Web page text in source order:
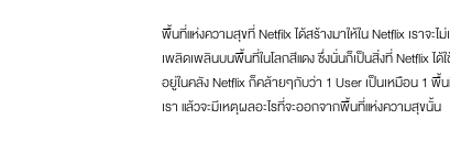
พื้นที่แห่งความสุขที่ Netfilx ได้สร้างมาให้ใน Netflix เราจะ
เพลิดเพลินบนพื้นที่ในโลกสีแดง ซึ่งนั่นก็เป็นสิ่งที่ Netflix ได้
อยู่ในคลัง Netflix ก็คล้ายๆกับว่า 1 User เป็นเหมือน 1 พื้
เรา แล้วจะมีเหตุผลอะไรที่จะออกจากพื้นที่แห่งความสุขนั้น